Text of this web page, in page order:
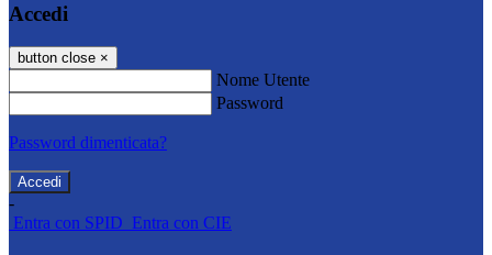
Accedi
button close ×
Nome Utente
Password
Password dimenticata?
-
Entra con SPID Entra con CIE